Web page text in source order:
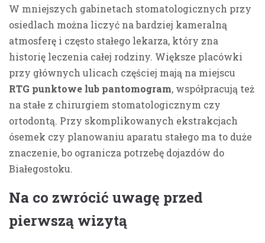
W mniejszych gabinetach stomatologicznych przy
osiedlach można liczyć na bardziej kameralną
atmosferę i często stałego lekarza, który zna
historię leczenia całej rodziny. Większe placówki
przy głównych ulicach częściej mają na miejscu
RTG punktowe lub pantomogram, współpracują też
na stałe z chirurgiem stomatologicznym czy
ortodontą. Przy skomplikowanych ekstrakcjach
ósemek czy planowaniu aparatu stałego ma to duże
znaczenie, bo ogranicza potrzebę dojazdów do
Białegostoku.
Na co zwrócić uwagę przed
pierwszą wizytą